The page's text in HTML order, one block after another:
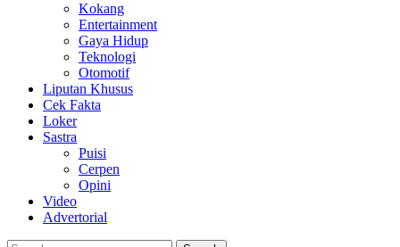
Kokang
Entertainment
Gaya Hidup
Teknologi
Otomotif
Liputan Khusus
Cek Fakta
Loker
Sastra
Puisi
Cerpen
Opini
Video
Advertorial